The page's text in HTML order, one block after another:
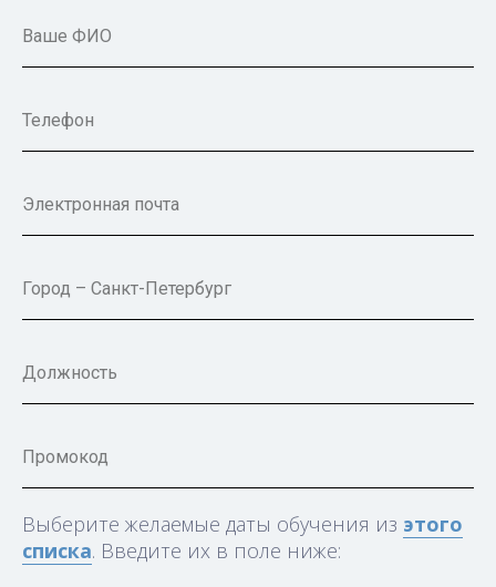
Выберите желаемые даты обучения из этого
списка. Введите их в поле ниже: